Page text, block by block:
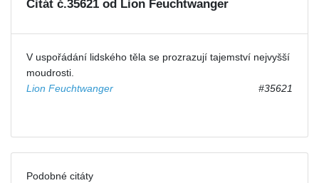
Citát č.35621 od Lion Feuchtwanger
V uspořádání lidského těla se prozrazují tajemství nejvyšší
moudrosti.
Lion Feuchtwanger
#35621
Podobné citáty